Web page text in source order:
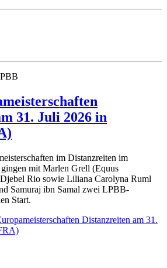
31. Juli 2026 in
im Distanzreiten im
mit Marlen Grell (Equus
Rio sowie Liliana Carolyna Ruml
Samuraj ibn Samal zwei LPBB-
Start.
Distanzreiten am 31.